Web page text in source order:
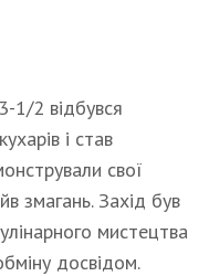
1/2 відбувся
і став
свої
змагань. Захід був
мистецтва
досвідом.